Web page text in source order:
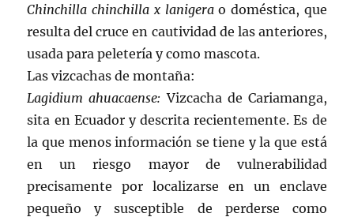
Chinchilla chinchilla x lanigerao doméstica, que
resulta del cruce en cautividad de las anteriores,
usada para peletería y como mascota.
Las vizcachas de montaña:
Lagidium ahuacaense: Vizcacha de Cariamanga,
sita en Ecuador y descrita recientemente. Es de
la que menos información se tiene y la que está
en un riesgo mayor de vulnerabilidad
precisamente por localizarse en un enclave
pequeño y susceptible de perderse como